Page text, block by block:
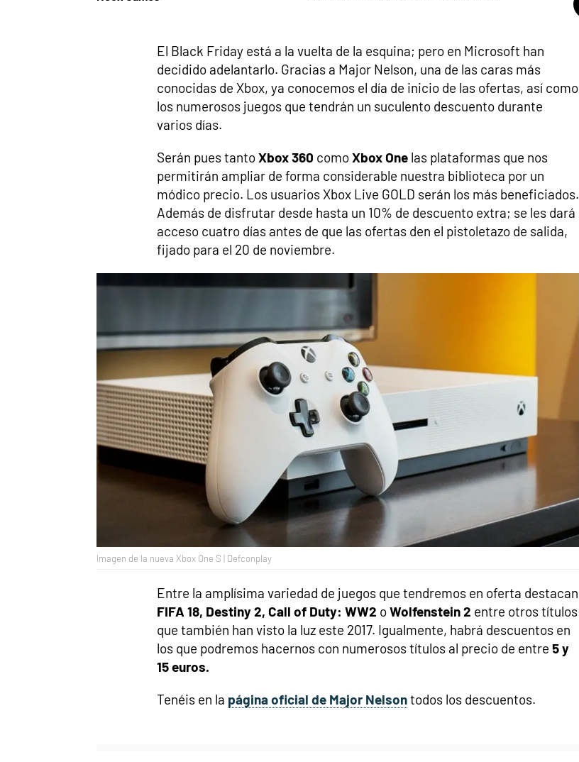
El Black Friday está a la vuelta de la esquina; pero en Microsoft han
decidido adelantarlo. Gracias a Major Nelson, una de las caras más
conocidas de Xbox, ya conocemos el día de inicio de las ofertas, así como
los numerosos juegos que tendrán un suculento descuento durante
varios días.
Serán pues tantoXbox 360 comoXbox One las plataformas que nos
permitirán ampliar de forma considerable nuestra biblioteca por un
módico precio. Los usuarios Xbox Live GOLD serán los más beneficiados.
Además de disfrutar desde hasta un 10% de descuento extra; se les dará
acceso cuatro días antes de que las ofertas den el pistoletazo de salida,
fijado para el 20 de noviembre.
Imagen de la nueva Xbox One S | Defconplay
Entre la amplísima variedad de juegos que tendremos en oferta destacan
FIFA 18, Destiny 2, Call of Duty: WW2 oWolfenstein 2 entre otros títulos
que también han visto la luz este 2017. Igualmente, habrá descuentos en
los que podremos hacernos con numerosos títulos al precio de entre 5 y
15 euros.
Tenéis en la página oficial de Major Nelsontodos los descuentos.